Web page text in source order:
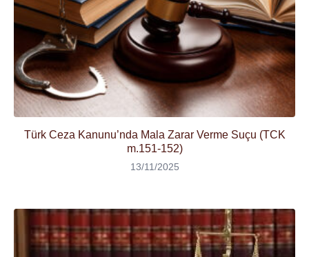
Türk Ceza Kanunu’nda Mala Zarar Verme Suçu (TCK
m.151-152)
13/11/2025